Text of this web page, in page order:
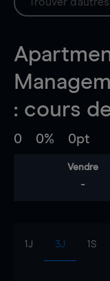
: cours
0 0% 0pt
Vendre
-
1J 3J 1S